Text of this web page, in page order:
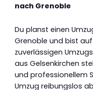
nach Grenoble
Du planst einen
Grenoble und bist
zuverlässigen
aus Gelsenkirchen
und professionellem
Umzug reibungslos